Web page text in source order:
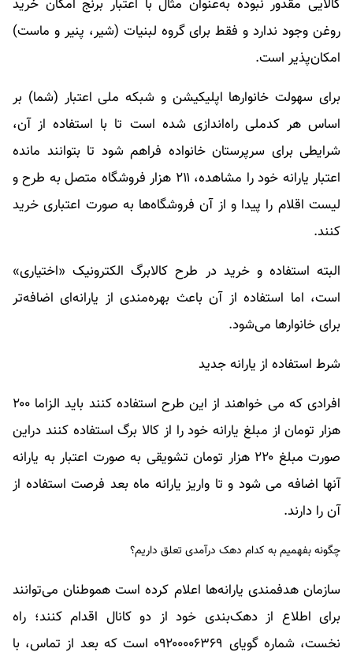
کالایی مقدور نبوده به‌عنوان مثال با اعتبار برنج امکان خرید
روغن وجود ندارد و فقط برای گروه لبنیات (شیر، پنیر و ماست)
امکان‌پذیر است.
برای سهولت خانوارها اپلیکیشن و شبکه ملی اعتبار (شما) بر
اساس هر کدملی راه‌اندازی شده است تا با استفاده از آن،
شرایطی برای سرپرستان خانواده فراهم شود تا بتوانند مانده
اعتبار یارانه خود را مشاهده، ۲۱۱ هزار فروشگاه‌ متصل به طرح و
لیست اقلام را پیدا و از آن فروشگاه‌ها به صورت اعتباری خرید
کنند.
البته استفاده و خرید در طرح کالابرگ الکترونیک «اختیاری»
است، اما استفاده از آن باعث بهره‌مندی از یارانه‌ای اضافه‌تر
برای خانوارها می‌شود.
شرط استفاده از یارانه جدید
افرادی که می خواهند از این طرح استفاده کنند باید الزاما ۲۰۰
هزار تومان از مبلغ یارانه خود را از کالا برگ استفاده کنند دراین
صورت مبلغ ۲۲۰ هزار تومان تشویقی به صورت اعتبار به یارانه
آنها اضافه می شود و تا واریز یارانه ماه بعد فرصت استفاده از
آن را دارند.
چگونه بفهمیم به کدام دهک درآمدی تعلق داریم؟
سازمان هدفمندی یارانه‌ها اعلام کرده است هموطنان می‌توانند
برای اطلاع از دهک‌بندی خود از دو کانال اقدام کنند؛ راه
نخست، شماره گویای ۰۹۲۰۰۰۰۶۳۶۹ است که بعد از تماس، با